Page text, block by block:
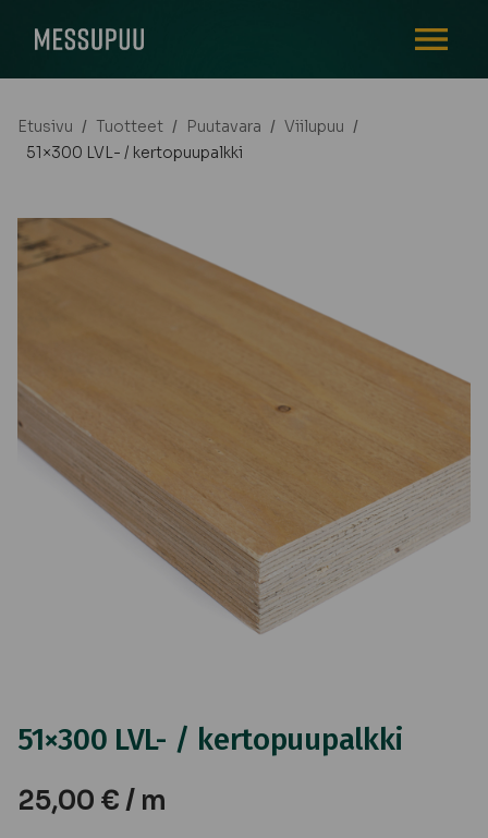
Etusivu / Tuotteet / Puutavara / Viilupuu /
51×300 LVL- / kertopuupalkki
51×300 LVL- / kertopuupalkki
25,00 € / m